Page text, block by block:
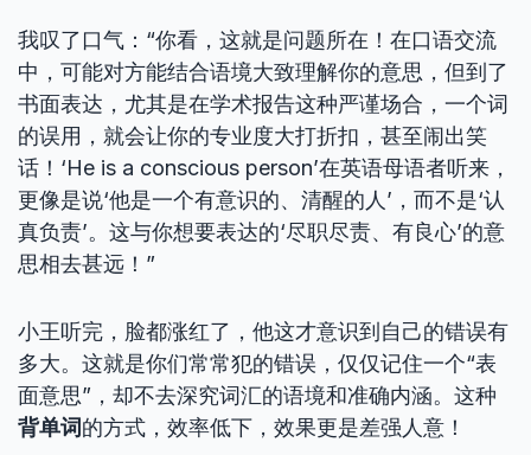
我叹了口气：“你看，这就是问题所在！在口语交流
中，可能对方能结合语境大致理解你的意思，但到了
书面表达，尤其是在学术报告这种严谨场合，一个词
的误用，就会让你的专业度大打折扣，甚至闹出笑
话！‘He is a conscious person’在英语母语者听来，
更像是说‘他是一个有意识的、清醒的人’，而不是‘认
真负责’。这与你想要表达的‘尽职尽责、有良心’的意
思相去甚远！”
小王听完，脸都涨红了，他这才意识到自己的错误有
多大。这就是你们常常犯的错误，仅仅记住一个“表
面意思”，却不去深究词汇的语境和准确内涵。这种
背单词的方式，效率低下，效果更是差强人意！